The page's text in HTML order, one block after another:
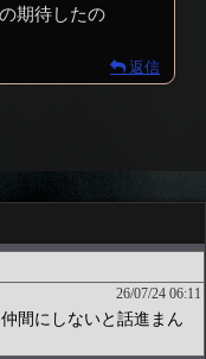
期待したの
返信